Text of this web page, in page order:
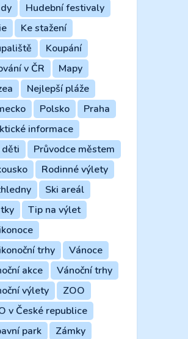
Hudební festivaly
Ke stažení
Koupání
v ČR
Mapy
Nejlepší pláže
Polsko
Praha
informace
děti
Průvodce městem
Rodinné výlety
Ski areál
Tip na výlet
trhy
Vánoce
akce
Vánoční trhy
výlety
ZOO
v České republice
park
Zámky